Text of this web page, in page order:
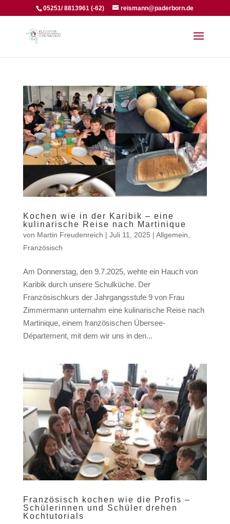
05251/ 8813961 (-62) reismann@paderborn.de
Kochen wie in der Karibik – eine
kulinarische Reise nach Martinique
von Martin Freudenreich | Juli 11, 2025 | Allgemein
Französisch
Am Donnerstag, den 9.7.2025, wehte ein Hauch von
Karibik durch unsere Schulküche. Der
Französischkurs der Jahrgangsstufe 9 von Frau
Zimmermann unternahm eine kulinarische Reise nach
Martinique, einem französischen Übersee-
Département, mit dem wir uns in den...
Französisch kochen wie die Profis –
Schülerinnen und Schüler drehen
Kochtutorials